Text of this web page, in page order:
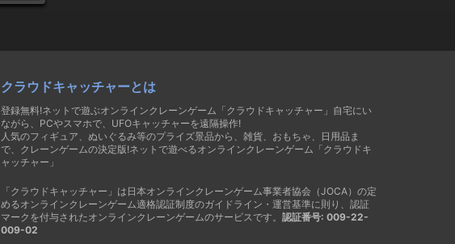
クラウドキャッチャーとは
登録無料!ネットで遊ぶオンラインクレーンゲーム「クラウドキャッチャー」自宅にい
ながら、PCやスマホで、UFOキャッチャーを遠隔操作!
人気のフィギュア、ぬいぐるみ等のプライズ景品から、雑貨、おもちゃ、日用品ま
で、クレーンゲームの決定版!ネットで遊べるオンラインクレーンゲーム「クラウドキ
ャッチャー」
「クラウドキャッチャー」は日本オンラインクレーンゲーム事業者協会（JOCA）の定
めるオンラインクレーンゲーム適格認証制度のガイドライン・運営基準に則り、認証
マークを付与されたオンラインクレーンゲームのサービスです。 認証番号: 009-22-
009-02